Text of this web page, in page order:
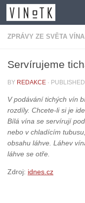
Skip to content
ZPRÁVY ZE SVĚTA VÍNA
Servírujeme
BY REDAKCE · PUBLISHED
V podávání tichých vín
rozdíly. Chcete-li si je
Bílá vína se servírují
nebo v chladícím
obsahu láhve. Láhev
láhve se otře.
Zdroj: idnes.cz